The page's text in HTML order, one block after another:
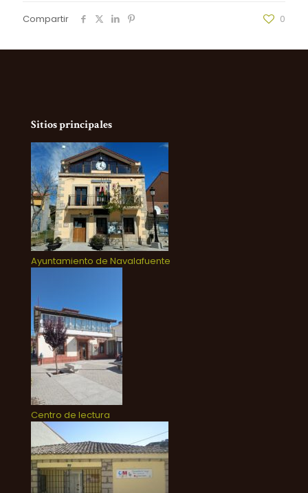
Compartir 0
Sitios principales
Ayuntamiento de Navalafuente
Centro de lectura